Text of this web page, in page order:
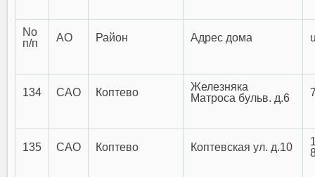
No
п/п
АО Район Адрес дома
134 САО Коптево
Железняка
Матроса бульв. д.6
135 САО Коптево Коптевская ул. д.10